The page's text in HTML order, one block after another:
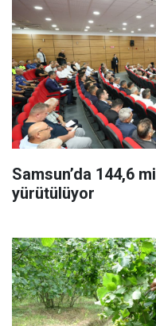
Samsun’da 144,6
yürütülüyor